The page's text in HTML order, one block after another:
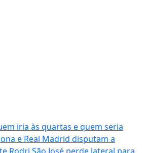
iria às quartas e quem seria
e Real Madrid disputam a